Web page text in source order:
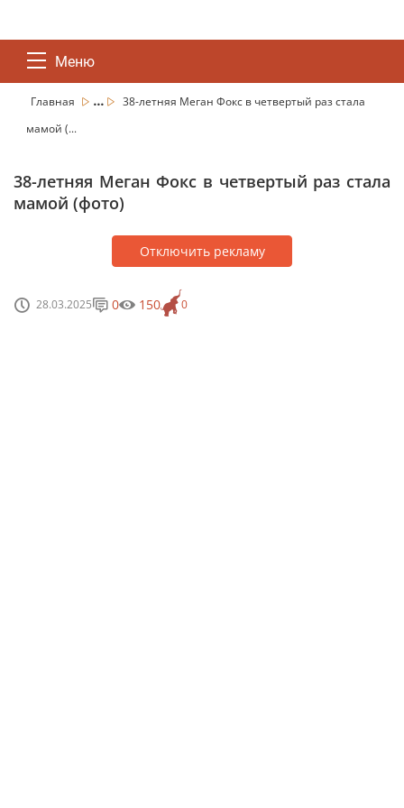
Меню
Главная ...
38-летняя Меган Фокс в четвертый раз стала
мамой (...
38-летняя Меган Фокс в четвертый раз стала
мамой (фото)
Отключить рекламу
28.03.2025 0
0 150